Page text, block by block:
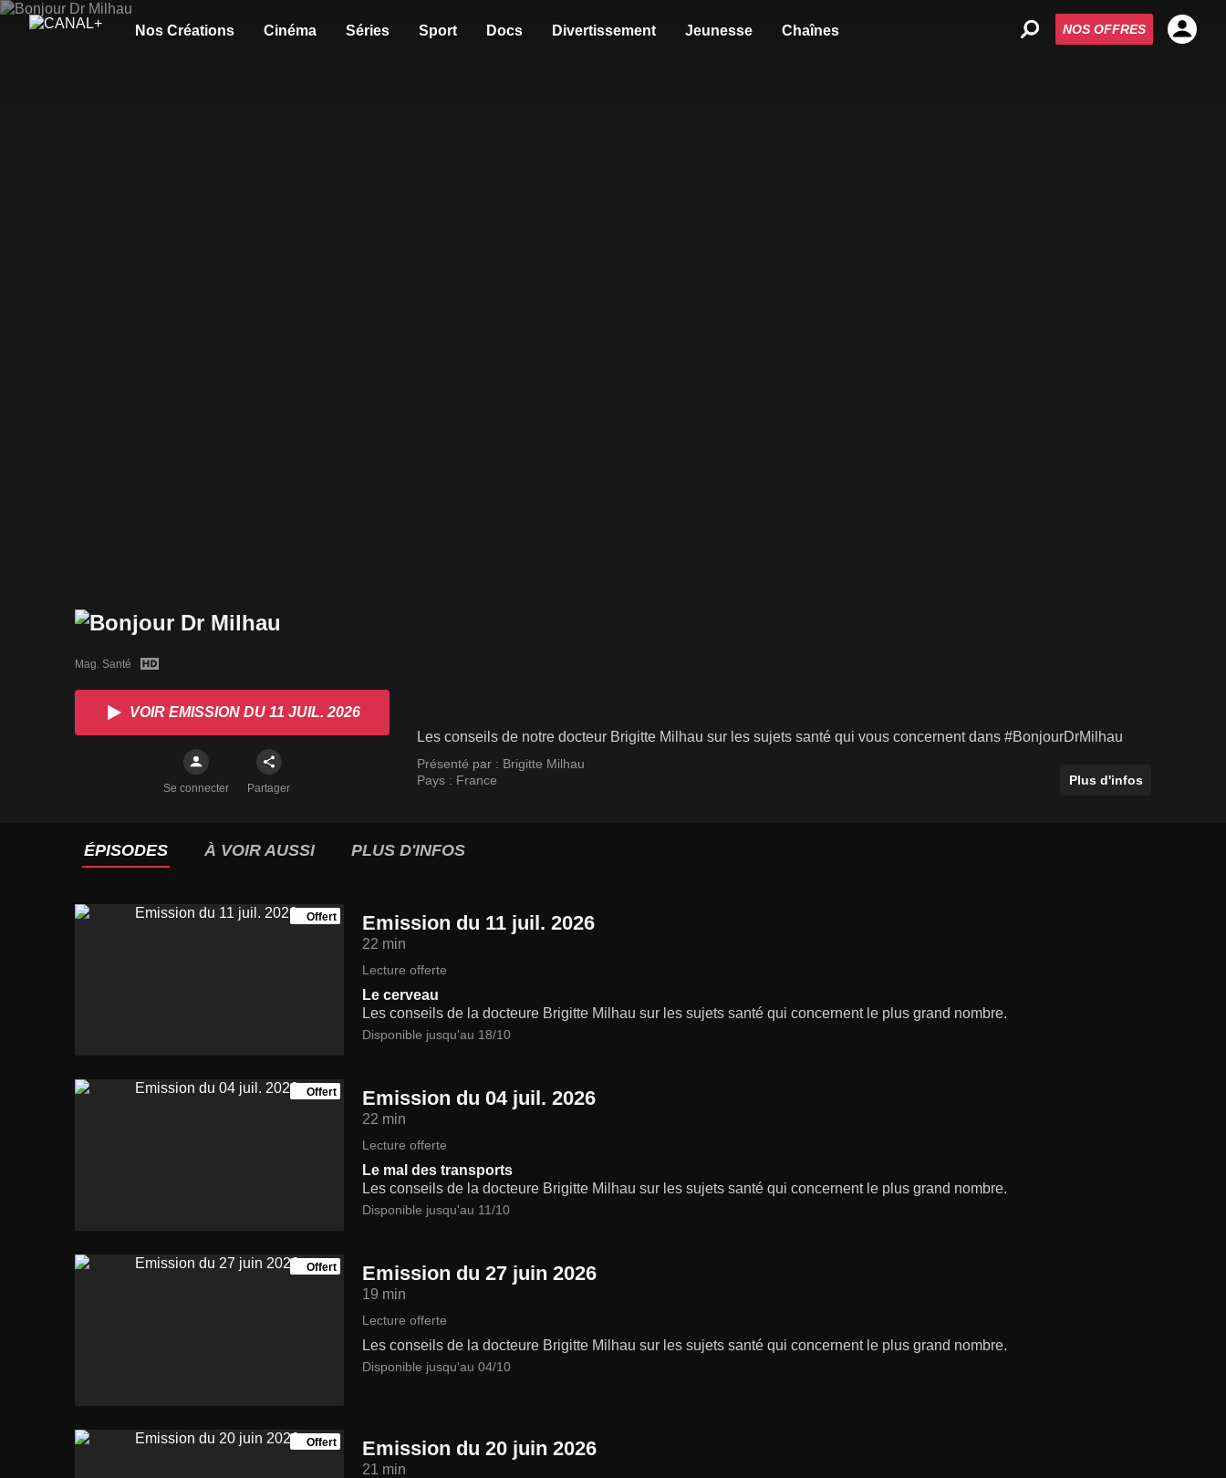
Nos Créations Cinéma Séries Sport Docs Divertissement Jeunesse Chaînes NOS OFFRES
Mag. Santé
VOIR EMISSION DU 11 JUIL. 2026
Se connecter Partager
Les conseils de notre docteur Brigitte Milhau sur les sujets santé qui vous concernent dans #BonjourDrMilhau
Présenté par : Brigitte Milhau
Pays : France Plus d'infos
ÉPISODES À VOIR AUSSI PLUS D'INFOS
Offert Emission du 11 juil. 2026
22 min
Lecture offerte
Le cerveau
Les conseils de la docteure Brigitte Milhau sur les sujets santé qui concernent le plus grand nombre.
Disponible jusqu'au 18/10
Offert Emission du 04 juil. 2026
22 min
Lecture offerte
Le mal des transports
Les conseils de la docteure Brigitte Milhau sur les sujets santé qui concernent le plus grand nombre.
Disponible jusqu'au 11/10
Offert Emission du 27 juin 2026
19 min
Lecture offerte
Les conseils de la docteure Brigitte Milhau sur les sujets santé qui concernent le plus grand nombre.
Disponible jusqu'au 04/10
Offert Emission du 20 juin 2026
21 min